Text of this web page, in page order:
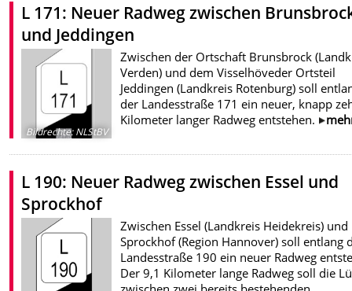
L 171: Neuer Radweg zwischen
und Jeddingen
Bildrechte:NLStBV
Zwischen der Ortschaft Brunsbrock
Verden) und dem Visselhöveder Ortsteil
Jeddingen (Landkreis Rotenburg) soll
der Landesstraße 171 ein neuer, knapp
Kilometer langer Radweg entstehen.
L 190: Neuer Radweg zwischen Essel und
Sprockhof
Zwischen Essel (Landkreis Heidekreis) und
Sprockhof (Region Hannover) soll entlang
Landesstraße 190 ein neuer Radweg
Der 9,1 Kilometer lange Radweg soll die